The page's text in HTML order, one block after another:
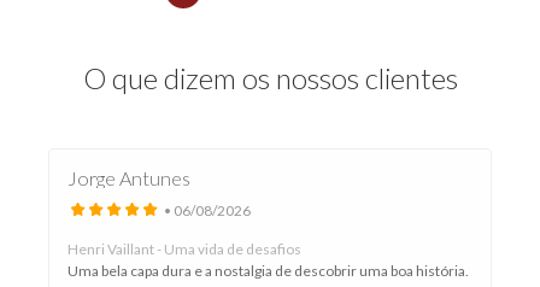
O que dizem os nossos clientes
Jorge Antunes
• 06/08/2026
Henri Vaillant - Uma vida de desafios
Uma bela capa dura e a nostalgia de descobrir uma boa história.